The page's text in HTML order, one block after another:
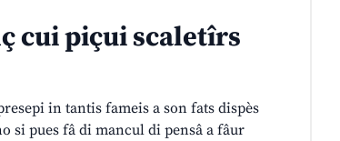
cui piçui scaletîrs
in tantis fameis a son fats dispès
si pues fâ di mancul di pensâ a fâur